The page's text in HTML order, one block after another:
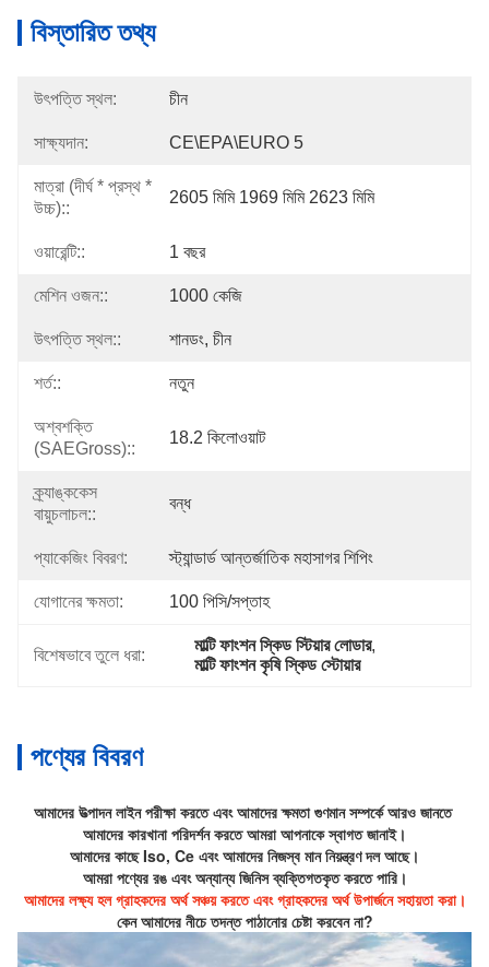
বিস্তারিত তথ্য
উৎপত্তি স্থল: চীন
সাক্ষ্যদান: CE\EPA\EURO 5
মাত্রা (দীর্ঘ * প্রস্থ *
উচ্চ)::
2605 মিমি 1969 মিমি 2623 মিমি
ওয়ারেন্টি:: 1 বছর
মেশিন ওজন:: 1000 কেজি
উৎপত্তি স্থল:: শানডং, চীন
শর্ত:: নতুন
অশ্বশক্তি
(SAEGross)::
18.2 কিলোওয়াট
ক্র্যাঙ্ককেস
বায়ুচলাচল::
বন্ধ
প্যাকেজিং বিবরণ: স্ট্যান্ডার্ড আন্তর্জাতিক মহাসাগর শিপিং
যোগানের ক্ষমতা: 100 পিসি/সপ্তাহ
বিশেষভাবে তুলে ধরা:
মাল্টি ফাংশন স্কিড স্টিয়ার লোডার,
মাল্টি ফাংশন কৃষি স্কিড স্টোয়ার
পণ্যের বিবরণ
আমাদের উত্পাদন লাইন পরীক্ষা করতে এবং আমাদের ক্ষমতা গুণমান সম্পর্কে আরও জানতে
আমাদের কারখানা পরিদর্শন করতে আমরা আপনাকে স্বাগত জানাই।
আমাদের কাছে Iso, Ce এবং আমাদের নিজস্ব মান নিয়ন্ত্রণ দল আছে।
আমরা পণ্যের রঙ এবং অন্যান্য জিনিস ব্যক্তিগতকৃত করতে পারি।
আমাদের লক্ষ্য হল গ্রাহকদের অর্থ সঞ্চয় করতে এবং গ্রাহকদের অর্থ উপার্জনে সহায়তা করা।
কেন আমাদের নীচে তদন্ত পাঠানোর চেষ্টা করবেন না?